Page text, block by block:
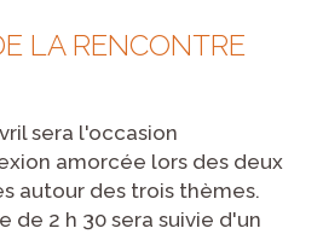
LA RENCONTRE
sera l'occasion
amorcée lors des deux
autour des trois thèmes.
de 2 h 30 sera suivie d'un